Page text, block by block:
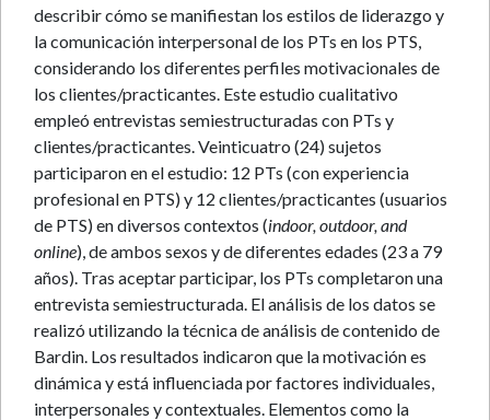
describir cómo se manifiestan los estilos de liderazgo y
la comunicación interpersonal de los PTs en los PTS,
considerando los diferentes perfiles motivacionales de
los clientes/practicantes. Este estudio cualitativo
empleó entrevistas semiestructuradas con PTs y
clientes/practicantes. Veinticuatro (24) sujetos
participaron en el estudio: 12 PTs (con experiencia
profesional en PTS) y 12 clientes/practicantes (usuarios
de PTS) en diversos contextos (indoor, outdoor, and
online), de ambos sexos y de diferentes edades (23 a 79
años). Tras aceptar participar, los PTs completaron una
entrevista semiestructurada. El análisis de los datos se
realizó utilizando la técnica de análisis de contenido de
Bardin. Los resultados indicaron que la motivación es
dinámica y está influenciada por factores individuales,
interpersonales y contextuales. Elementos como la